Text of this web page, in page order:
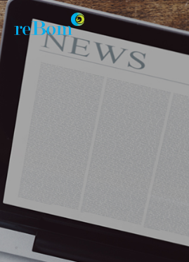
카페인탈모토닉
기능성화장품
심사
통과
>
뉴스룸